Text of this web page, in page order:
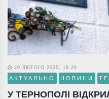
20 ЛЮТОГО 2025, 18:26
АКТУАЛЬНО НОВИНИ
У ТЕРНОПОЛІ